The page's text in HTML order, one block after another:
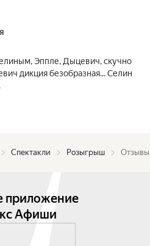
Эппле, Дыцевич, скучно
дикция безобразная... Селин
Спектакли Розыгрыш Отзывы
приложение
Афиши